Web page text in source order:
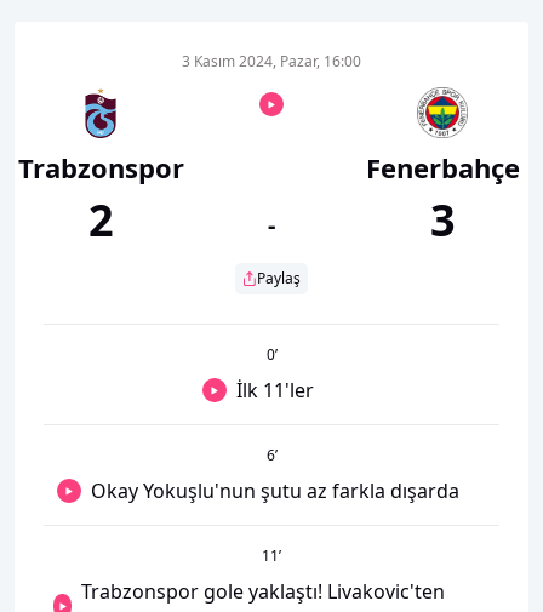
Trabzonspor
2
3 Kasım 2024, Pazar, 16:00
-
Paylaş
Fenerbahçe
3
0’
İlk 11'ler
6’
Okay Yokuşlu'nun şutu az farkla dışarda
11’
Trabzonspor gole yaklaştı! Livakovic'ten